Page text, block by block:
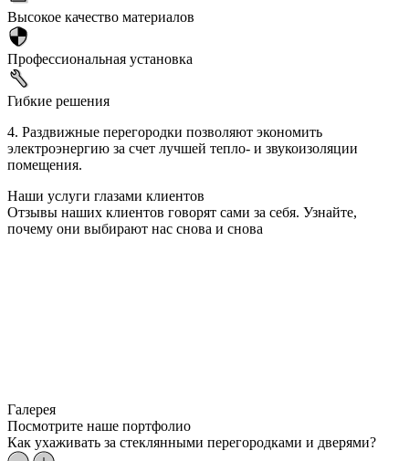
Высокое качество материалов
Профессиональная установка
Гибкие решения
4. Раздвижные перегородки позволяют экономить
электроэнергию за счет лучшей тепло- и звукоизоляции
помещения.
Наши услуги глазами клиентов
Отзывы наших клиентов говорят сами за себя. Узнайте,
почему они выбирают нас снова и снова
Галерея
Посмотрите наше портфолио
Как ухаживать за стеклянными перегородками и дверями?